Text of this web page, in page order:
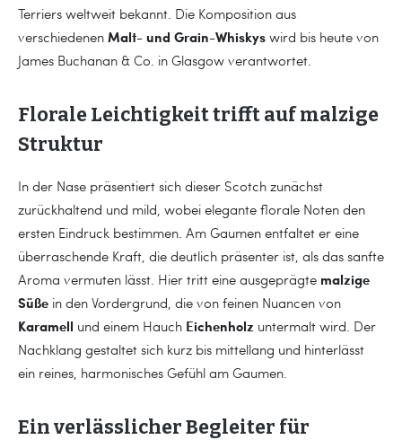
Terriers weltweit bekannt. Die Komposition aus
verschiedenen Malt- und Grain-Whiskys wird bis heute von
James Buchanan & Co. in Glasgow verantwortet.
Florale Leichtigkeit trifft auf malzige
Struktur
In der Nase präsentiert sich dieser Scotch zunächst
zurückhaltend und mild, wobei elegante florale Noten den
ersten Eindruck bestimmen. Am Gaumen entfaltet er eine
überraschende Kraft, die deutlich präsenter ist, als das sanfte
Aroma vermuten lässt. Hier tritt eine ausgeprägte malzige
Süße in den Vordergrund, die von feinen Nuancen von
Karamell und einem Hauch Eichenholz untermalt wird. Der
Nachklang gestaltet sich kurz bis mittellang und hinterlässt
ein reines, harmonisches Gefühl am Gaumen.
Ein verlässlicher Begleiter für